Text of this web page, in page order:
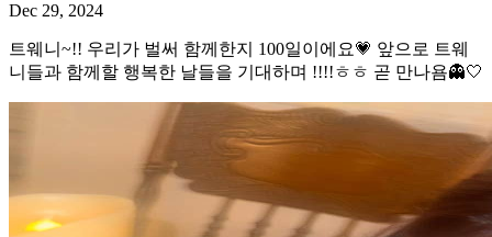
Dec 29, 2024
트웨니~!! 우리가 벌써 함께한지 100일이에요💗 앞으로 트웨
니들과 함께할 행복한 날들을 기대하며 !!!!ㅎㅎ 곧 만나욤👻🤍